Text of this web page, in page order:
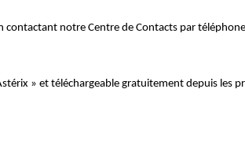
contactant notre Centre de Contacts par
» et téléchargeable gratuitement depuis les